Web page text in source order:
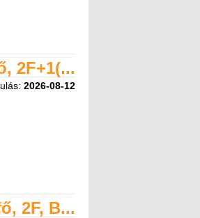
2F+1(...
2026-08-12
2F, B...